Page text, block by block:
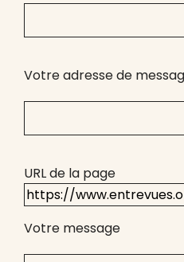
Votre adresse de
URL de la page
Votre message